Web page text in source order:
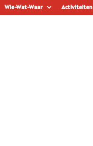
Wie-Wat-Waar Activiteiten